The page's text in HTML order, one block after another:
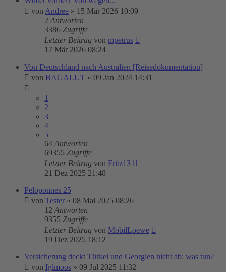
von Andree » 15 Mär 2026 10:09
2 Antworten
3386 Zugriffe
Letzter Beitrag von mpetrus
17 Mär 2026 08:24
Von Deutschland nach Australien [Reisedokumentation]
von BAGALUT » 09 Jan 2024 14:31
1
2
3
4
5
64 Antworten
69355 Zugriffe
Letzter Beitrag von Fritz13
21 Dez 2025 21:48
Peloponnes 25
von Tester » 08 Mai 2025 08:26
12 Antworten
9355 Zugriffe
Letzter Beitrag von MobilLoewe
19 Dez 2025 18:12
Versicherung deckt Türkei und Georgien nicht ab: was tun?
von Iglmoos » 09 Jul 2025 11:32